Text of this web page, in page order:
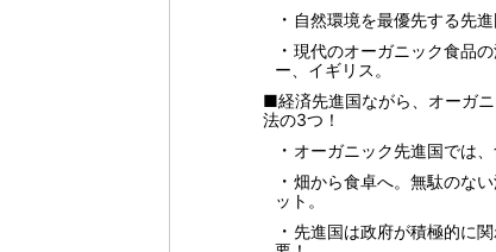
自然環境を最優先する先
現代のオーガニック食品
ー、イギリス。
■経済先進国ながら、オーガ
法の3つ！
オーガニック先進国では
畑から食卓へ。無駄のな
ット。
先進国は政府が積極的に